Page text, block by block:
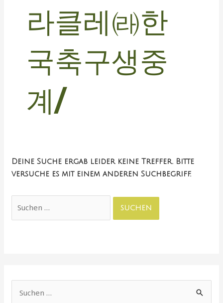
라클레㈑한
국축구생중
계/
Deine Suche ergab leider keine Treffer. Bitte
versuche es mit einem anderen Suchbegriff.